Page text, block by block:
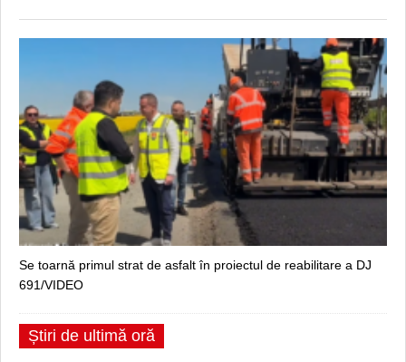
Se toarnă primul strat de asfalt în proiectul de reabilitare a DJ
691/VIDEO
Știri de ultimă oră